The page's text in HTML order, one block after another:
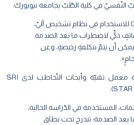
في كلية الطّبّ بجامعة نيويورك:
للاستخدام في نظام تشخيص آليّ،
ذكيٍّ لاضطراب ما بعد الصدمة.
أن يتمّ بتكلفةٍ رخيصةٍ، وعن
تقول ديميترا فيرجيري، مديرة معمل تقنيّة وأبحاث التّخاطب لدى SRI
المستخدمة في الدّراسة الحالية،
الصدمة؛ تندرج تحت نطاق